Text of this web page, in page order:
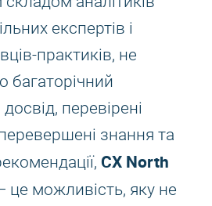
експертів і
практиків, не
багаторічний
перевірені
знання та
CX North
це можливість, яку не